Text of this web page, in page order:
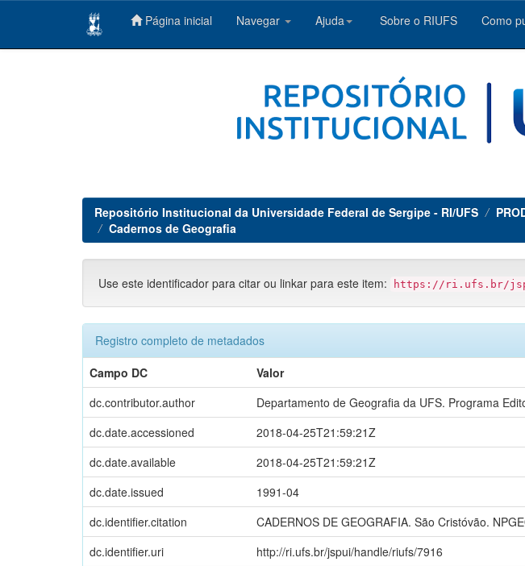
Página inicial Navegar Ajuda Sobre o RIUFS Como
Repositório Institucional da Universidade Federal de Sergipe - RI/UFS
Cadernos de Geografia
Use este identificador para citar ou linkar para este item: https://ri.ufs.br/
Registro completo de metadados
Campo DC
Valor
dc.contributor.author
Departamento de Geografia da UFS. Programa
dc.date.accessioned
2018-04-25T21:59:21Z
dc.date.available
2018-04-25T21:59:21Z
dc.date.issued
1991-04
dc.identifier.citation
CADERNOS DE GEOGRAFIA. São Cristóvão.
dc.identifier.uri
http://ri.ufs.br/jspui/handle/riufs/7916